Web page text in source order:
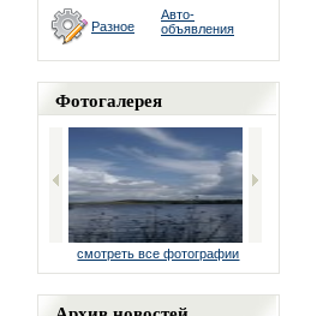
Разное
Авто-
объявления
Фотогалерея
смотреть все фотографии